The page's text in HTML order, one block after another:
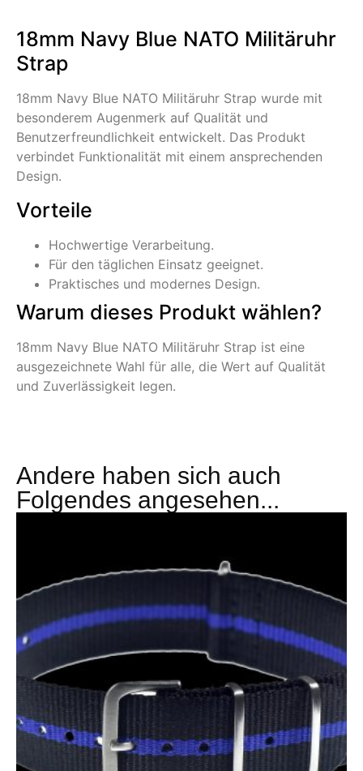
18mm Navy Blue NATO Militäruhr
Strap
18mm Navy Blue NATO Militäruhr Strap wurde mit
besonderem Augenmerk auf Qualität und
Benutzerfreundlichkeit entwickelt. Das Produkt
verbindet Funktionalität mit einem ansprechenden
Design.
Vorteile
Hochwertige Verarbeitung.
Für den täglichen Einsatz geeignet.
Praktisches und modernes Design.
Warum dieses Produkt wählen?
18mm Navy Blue NATO Militäruhr Strap ist eine
ausgezeichnete Wahl für alle, die Wert auf Qualität
und Zuverlässigkeit legen.
Andere haben sich auch
Folgendes angesehen...